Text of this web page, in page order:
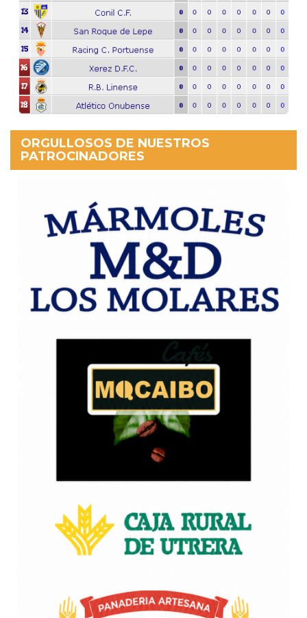
ORGULLOSOS DE NUESTROS
PATROCINADORES